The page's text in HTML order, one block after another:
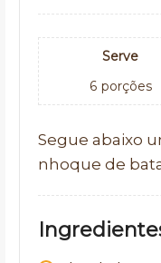
Serve
6 porções
Segue abaixo
nhoque de